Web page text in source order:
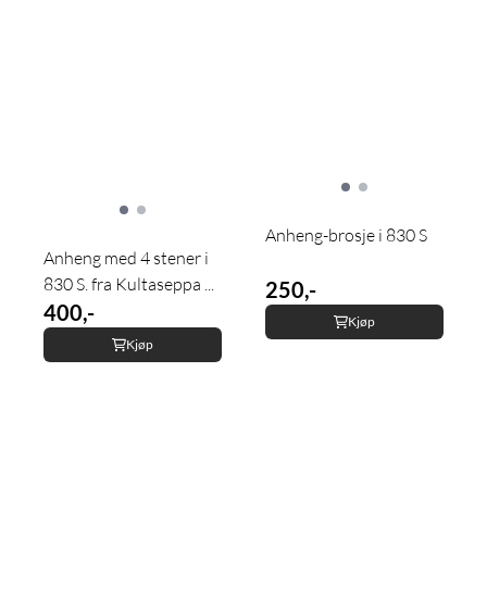
Anheng med 4 stener i
830 S. fra Kultaseppa ...
400,-
Kjøp
Anheng-brosje i 830 S
250,-
Kjøp